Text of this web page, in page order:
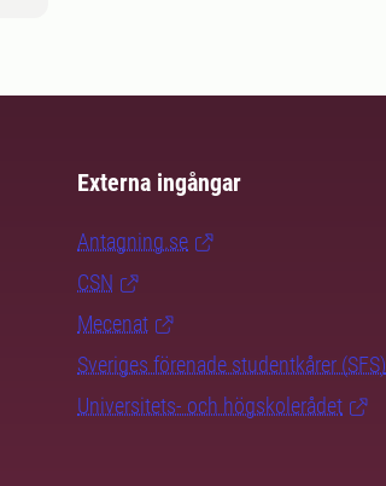
Externa ingångar
Antagning.se
CSN
Mecenat
Sveriges förenade studentkårer (SFS)
Universitets- och högskolerådet